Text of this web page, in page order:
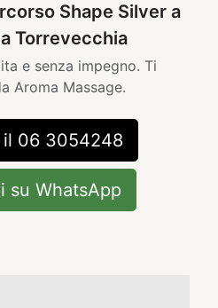
Shape Silver a
Torrevecchia
e senza impegno. Ti
Aroma Massage.
il 06 3054248
su WhatsApp